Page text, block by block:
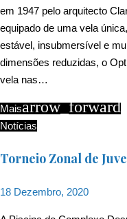
em 1947 pelo arquitecto
equipado de uma vela
estável, insubmersível e
dimensões reduzidas, o
vela nas…
Maisarrow_forward
Notícias
Torneio Zonal de
18 Dezembro, 2020